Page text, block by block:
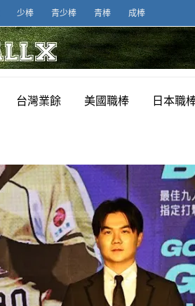
少棒 青少棒 青棒 成棒
台灣業餘 美國職棒 日本職